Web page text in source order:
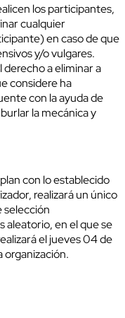
los participantes,
cualquier
en caso de que
y/o vulgares.
a eliminar a
considere ha
con la ayuda de
la mecánica y
con lo establecido
realizará un único
selección
aleatorio, en el que se
el jueves 04 de